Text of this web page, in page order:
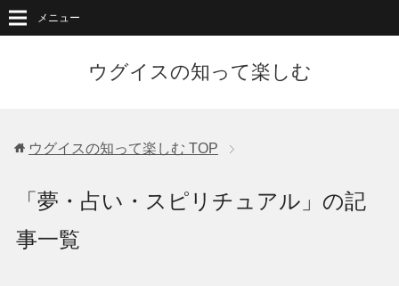
ウグイスの知って楽しむ
メニュー
ウグイスの知って楽しむ TOP
「夢・占い・スピリチュアル」の記
事一覧